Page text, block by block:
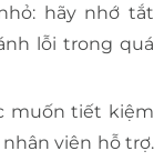
hãy nhớ tắt
lỗi trong quá
muốn tiết kiệm
viên hỗ trợ.